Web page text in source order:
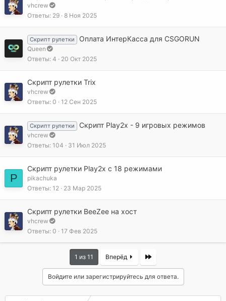
vhcrew
Ответы 29 8 Ноя 2025
Скрипт рулетки Оплата ИнтерКасса для CSGORUN
Queen
Ответы 4 20 Окт 2025
Cкрипт рулетки Trix
vhcrew
Ответы 0 12 Сен 2025
Скрипт рулетки Скрипт Play2x - 9 игровых режимов
vhcrew
Ответы 104 31 Июл 2025
P
Скрипт рулетки Play2x c 18 режимами
pikachuka
Ответы 12 23 Мар 2025
Скрипт рулетки BeeZee на хост
vhcrew
Ответы 0 17 Фев 2025
1 из 11 Вперёд Last
Войдите или зарегистрируйтесь для ответа.